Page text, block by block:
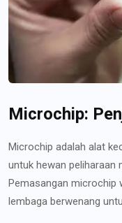
Microchip:
Microchip adalah alat
untuk hewan peliharaan
Pemasangan microchip
lembaga berwenang